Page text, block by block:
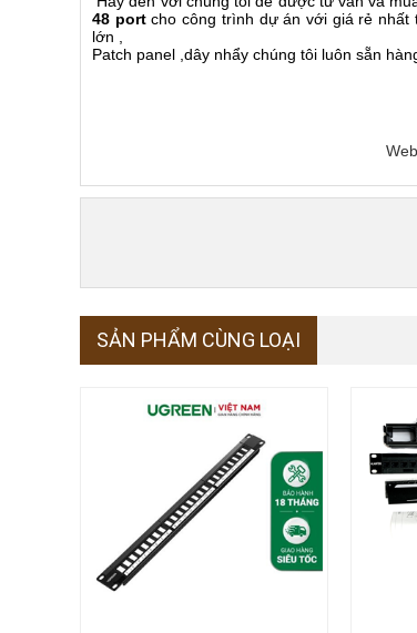
48 portcho công trình dự án với giá rẻ
lớn ,
Patch panel ,dây nhẩy chúng tôi luôn sẵn
SẢN PHẨM CÙNG LOẠI